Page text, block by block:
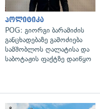
პოლიტიკა
POG: გიორგი ბარამიძის
განცხადებაზე გამოძიება
სამშობლოს ღალატისა და
საბოტაჟის ფაქტზე დაიწყო